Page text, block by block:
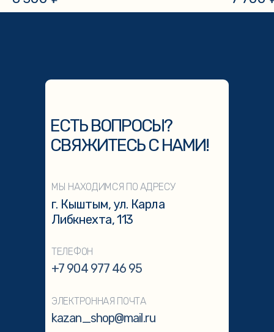
г. Кыштым, ул. Карла
Либкнехта, 113
ЭЛЕКТРОННАЯ ПОЧТА
МЫ НАХОДИМСЯ ПО АДРЕСУ
ТЕЛЕФОН
+7 904 977 46 95
kazan_shop@mail.ru
ЕСТЬ ВОПРОСЫ?
СВЯЖИТЕСЬ С НАМИ!